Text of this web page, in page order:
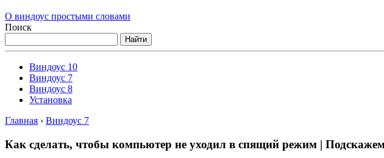
О виндоус простыми словами
Поиск
Найти
Виндоус 10
Виндоус 7
Виндоус 8
Установка
Главная › Виндоус 7
Как сделать, чтобы компьютер не уходил в спящий режим |